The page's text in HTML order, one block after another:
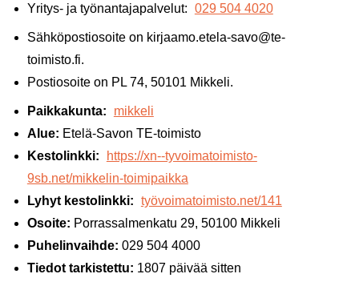
Yritys- ja työnantajapalvelut: 029 504 4020
Sähköpostiosoite on kirjaamo.etela-savo@te-
toimisto.fi.
Postiosoite on PL 74, 50101 Mikkeli.
Paikkakunta:
mikkeli
Alue: Etelä-Savon TE-toimisto
Kestolinkki:
https://xn--tyvoimatoimisto-
9sb.net/mikkelin-toimipaikka
Lyhyt kestolinkki: työvoimatoimisto.net/141
Osoite: Porrassalmenkatu 29, 50100 Mikkeli
Puhelinvaihde: 029 504 4000
Tiedot tarkistettu: 1807 päivää sitten